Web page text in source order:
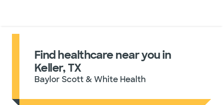
Find healthcare near you in
Keller, TX
Baylor Scott & White Health